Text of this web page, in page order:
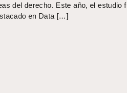
del derecho. Este año, el estudio
en Data […]